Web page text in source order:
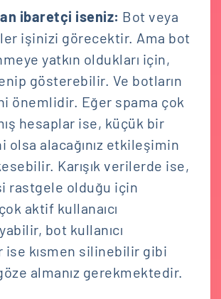
ibaretçi iseniz: Bot veya
işinizi görecektir. Ama bot
yatkın oldukları için,
gösterebilir. Ve botların
önemlidir. Eğer spama çok
hesaplar ise, küçük bir
olsa alacağınız etkileşimin
Karışık verilerde ise,
rastgele olduğu için
aktif kullanaıcı
bot kullanıcı
ise kısmen silinebilir gibi
almanız gerekmektedir.